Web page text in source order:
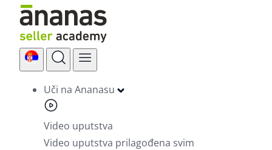
Skip
content
Uči na Ananasu
Video uputstva
Video uputstva prilagođena svim